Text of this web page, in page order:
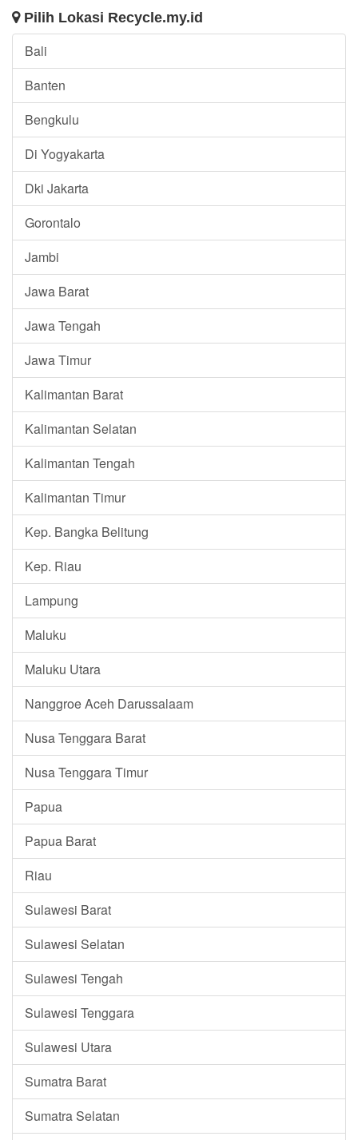
Pilih Lokasi Recycle.my.id
Bali
Banten
Bengkulu
Di Yogyakarta
Dki Jakarta
Gorontalo
Jambi
Jawa Barat
Jawa Tengah
Jawa Timur
Kalimantan Barat
Kalimantan Selatan
Kalimantan Tengah
Kalimantan Timur
Kep. Bangka Belitung
Kep. Riau
Lampung
Maluku
Maluku Utara
Nanggroe Aceh Darussalaam
Nusa Tenggara Barat
Nusa Tenggara Timur
Papua
Papua Barat
Riau
Sulawesi Barat
Sulawesi Selatan
Sulawesi Tengah
Sulawesi Tenggara
Sulawesi Utara
Sumatra Barat
Sumatra Selatan